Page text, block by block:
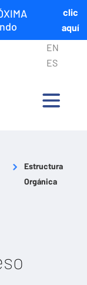
clic
aquí
EN
ES
Estructura
Orgánica